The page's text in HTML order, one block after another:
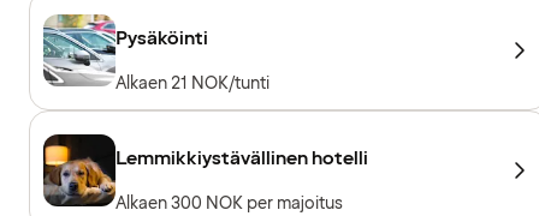
Pysäköinti
Alkaen 21 NOK/tunti
Lemmikkiystävällinen hotelli
Alkaen 300 NOK per majoitus